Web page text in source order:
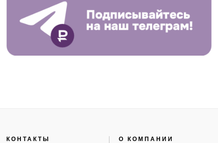
КОНТАКТЫ О КОМПАНИИ